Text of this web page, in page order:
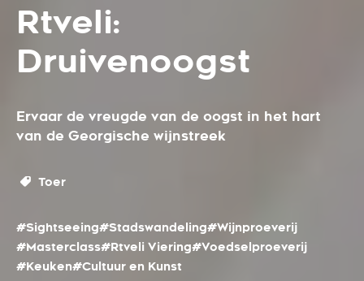
Rtveli:
Druivenoogst
Ervaar de vreugde van de oogst in het hart
van de Georgische wijnstreek
Toer
#Sightseeing#Stadswandeling#Wijnproeverij
#Masterclass#Rtveli Viering#Voedselproeverij
#Keuken#Cultuur en Kunst